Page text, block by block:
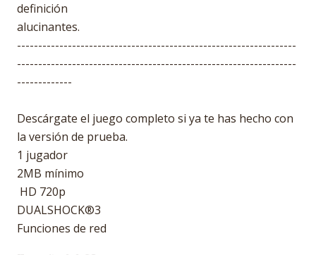
definición
alucinantes.
------------------------------------------------------------------
------------------------------------------------------------------
-------------
Descárgate el juego completo si ya te has hecho con
la versión de prueba.
1 jugador
2MB mínimo
HD 720p
DUALSHOCK®3
Funciones de red